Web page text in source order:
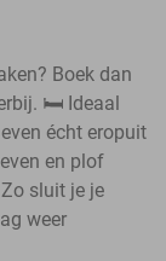
Boek dan
🛏️ Ideaal
écht eropuit
en plof
sluit je je
weer